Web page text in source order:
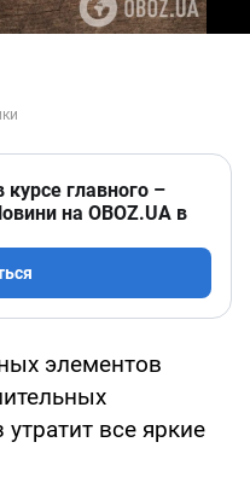
главного –
на OBOZ.UA в
элементов
все яркие